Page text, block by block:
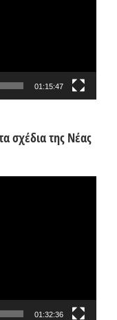
01:15:47
σχέδια της Νέας
01:32:36